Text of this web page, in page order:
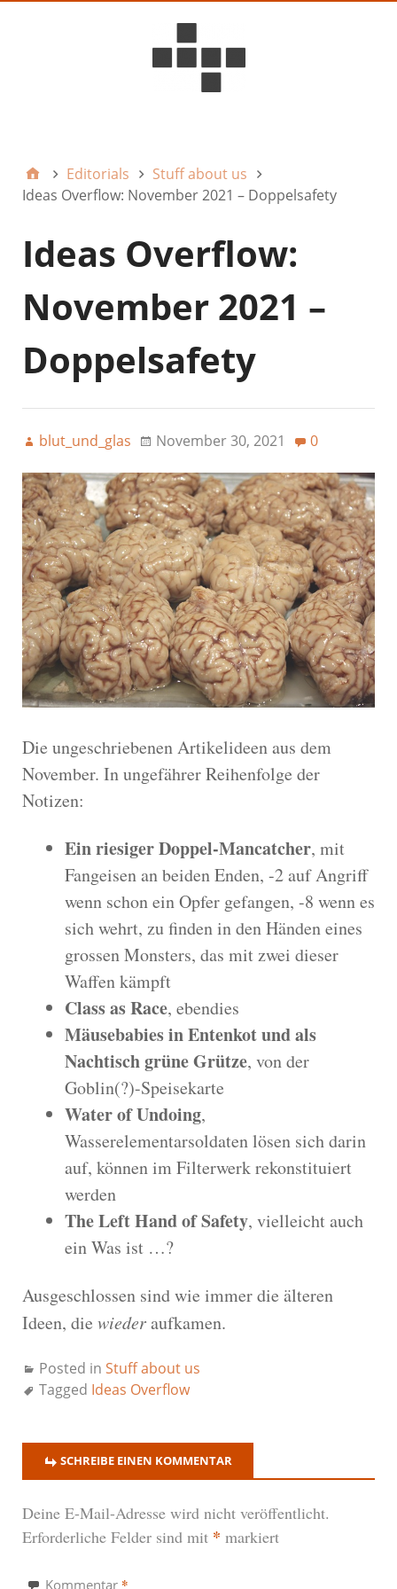
Editorials
Stuff about us
Ideas Overflow: November 2021 – Doppelsafety
Ideas Overflow:
November 2021 –
Doppelsafety
blut_und_glas November 30, 2021 0
Die ungeschriebenen Artikelideen aus dem
November. In ungefährer Reihenfolge der
Notizen:
Ein riesiger Doppel-Mancatcher, mit
Fangeisen an beiden Enden, -2 auf Angriff
wenn schon ein Opfer gefangen, -8 wenn es
sich wehrt, zu finden in den Händen eines
grossen Monsters, das mit zwei dieser
Waffen kämpft
Class as Race, ebendies
Mäusebabies in Entenkot und als
Nachtisch grüne Grütze, von der
Goblin(?)-Speisekarte
Water of Undoing,
Wasserelementarsoldaten lösen sich darin
auf, können im Filterwerk rekonstituiert
werden
The Left Hand of Safety, vielleicht auch
ein Was ist …?
Ausgeschlossen sind wie immer die älteren
Ideen, die wiederaufkamen.
Posted in Stuff about us
Tagged Ideas Overflow
SCHREIBE EINEN KOMMENTAR
Deine E-Mail-Adresse wird nicht veröffentlicht.
Erforderliche Felder sind mit * markiert
Kommentar *